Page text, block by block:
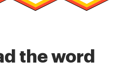
the word